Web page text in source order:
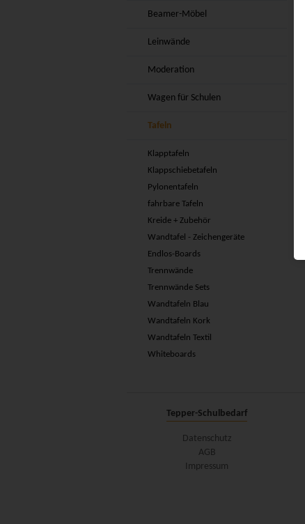
Beamer-Möbel
Leinwände
Moderation
Wagen für Schulen
Tafeln
Klapptafeln
Klappschiebetafeln
Pylonentafeln
fahrbare Tafeln
Kreide + Zubehör
Wandtafel - Zeichengeräte
Endlos-Boards
Trennwände
Trennwände Sets
Wandtafeln Blau
Wandtafeln Kork
Wandtafeln Textil
Whiteboards
Tepper-Schulbedarf
Datenschutz
AGB
Impressum